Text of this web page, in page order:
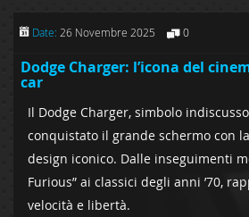
Date: 26 Novembre 2025 0
Dodge Charger: l’icona del
car
Il Dodge Charger, simbolo
conquistato il grande schermo con
design iconico. Dalle inseguimenti
Furious” ai classici degli anni ’70,
velocità e libertà.